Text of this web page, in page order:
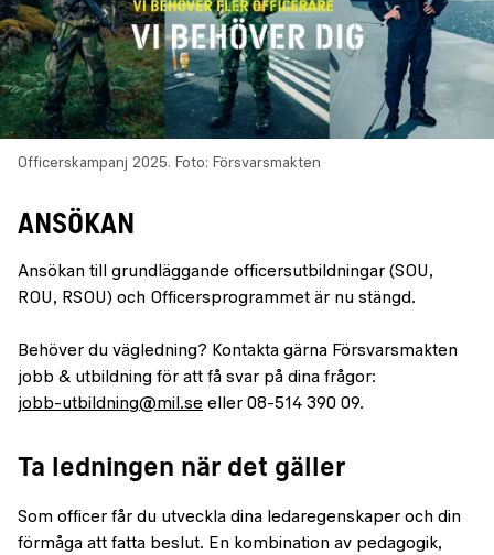
Officerskampanj 2025. Foto: Försvarsmakten
ANSÖKAN
Ansökan till grundläggande officersutbildningar (SOU,
ROU, RSOU) och Officersprogrammet är nu stängd.
Behöver du vägledning? Kontakta gärna Försvarsmakten
jobb & utbildning för att få svar på dina frågor:
jobb-utbildning@mil.se eller 08-514 390 09.
Ta ledningen när det gäller
Som officer får du utveckla dina ledaregenskaper och din
förmåga att fatta beslut. En kombination av pedagogik,